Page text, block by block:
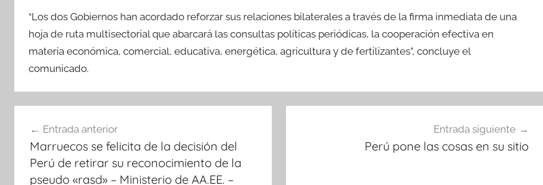
“Los dos Gobiernos han acordado reforzar sus relaciones bilaterales a través de la firma inmediata de una
hoja de ruta multisectorial que abarcará las consultas políticas periódicas, la cooperación efectiva en
materia económica, comercial, educativa, energética, agricultura y de fertilizantes”, concluye el
comunicado.
de
entradas
Entrada anterior
Marruecos se felicita de la decisión del
Perú de retirar su reconocimiento de la
pseudo «rasd» – Ministerio de AA.EE. –
Entrada siguiente
Perú pone las cosas en su sitio